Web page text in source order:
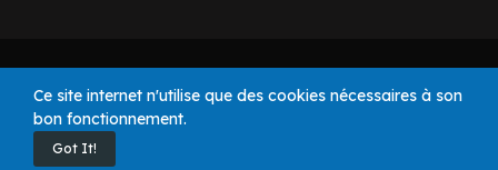
Ce site internet n'utilise que des cookies nécessaires à son
bon fonctionnement.
Got It!